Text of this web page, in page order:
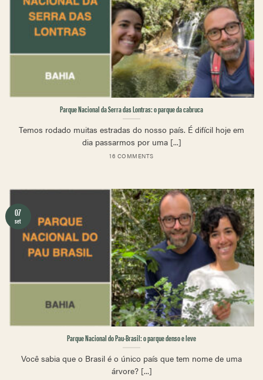
Parque Nacional da Serra das Lontras: o parque da cabruca
Temos rodado muitas estradas do nosso país. É difícil hoje em
dia passarmos por uma [...]
16 COMMENTS
Parque Nacional do Pau-Brasil: o parque denso e leve
Você sabia que o Brasil é o único país que tem nome de uma
árvore? [...]
07
set